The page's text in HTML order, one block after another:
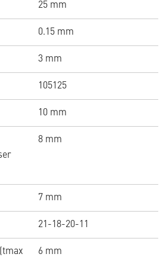
25 mm
0.15 mm
3 mm
105125
10 mm
8 mm
7 mm
21-18-20-11
6 mm